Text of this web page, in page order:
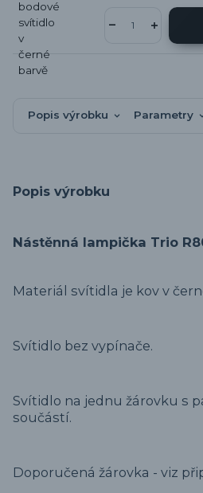
Popis výrobku Parametry
Popis výrobku
Nástěnná lampička Trio
Materiál svítidla je kov v
Svítidlo bez vypínače.
Svítidlo na jednu žárovku s
součástí.
Doporučená žárovka - viz